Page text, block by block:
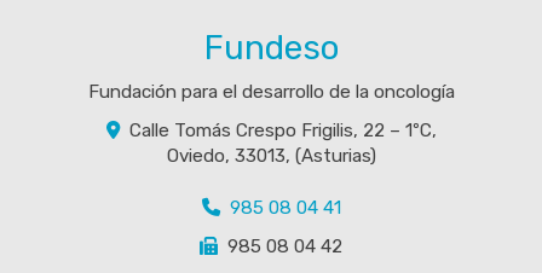
Fundeso
Fundación para el desarrollo de la oncología
Calle Tomás Crespo Frigilis, 22 – 1ºC,
Oviedo, 33013, (Asturias)
985 08 04 41
985 08 04 42